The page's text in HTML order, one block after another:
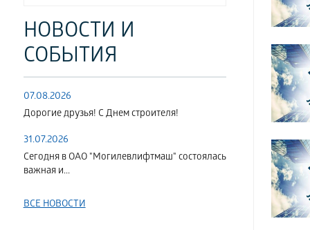
НОВОСТИ И
СОБЫТИЯ
07.08.2026
Дорогие друзья! С Днем строителя!
31.07.2026
Сегодня в ОАО "Могилевлифтмаш" состоялась
важная и...
ВСЕ НОВОСТИ